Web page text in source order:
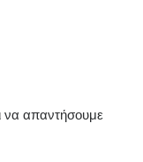
να απαντήσουμε